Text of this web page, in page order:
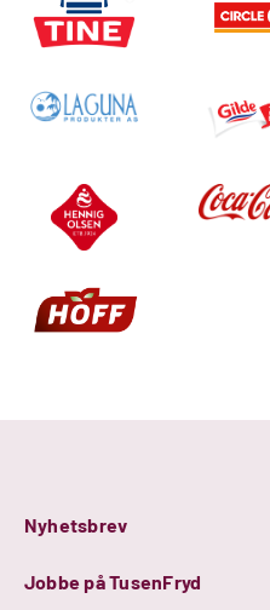
Nyhetsbrev
Jobbe på TusenFryd